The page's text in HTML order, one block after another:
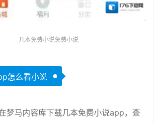
几本免费小说免费小说
怎么看小说
梦马内容库下载几本免费小说app，查